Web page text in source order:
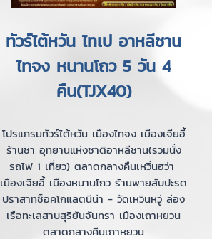
ทัวร์ไต้หวัน ไทเป อาหลีซาน
ไทจง หนานโถว 5 วัน 4
คืน(TJX40)
โปรแกรมทัวร์ไต้หวัน เมืองไทจง เมืองเจียอี้
ร้านชา อุทยานแห่งชาติอาหลีซาน(รวมนั่ง
รถไฟ 1 เที่ยว) ตลาดกลางคืนเหวิ่นฮว่า
เมืองเจียอี้ เมืองหนานโถว ร้านพายสับปะรด
ปราสาทช็อคโกแลตนีน่า - วัดเหวินหวู่ ล่อง
เรือทะเลสาบสุริยันจันทรา เมืองเถาหยวน
ตลาดกลางคืนเถาหยวน